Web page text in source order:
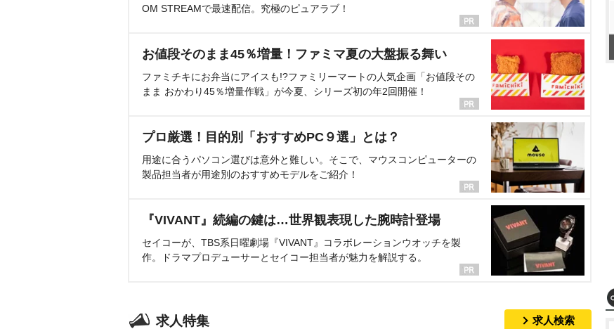
OM STREAMで最速配信。究極のピュアラブ！
お値段そのまま45％増量！ファミマ夏の大盤振る舞い
ファミチキにお弁当にアイスも!?ファミリーマートの人気企画「お値段その
まま おかわり45％増量作戦」が今夏、シリーズ初の年2回開催！
プロ厳選！目的別「おすすめPC９選」とは？
用途に合うパソコン選びは意外と難しい。そこで、マウスコンピューターの
製品担当者が用途別のおすすめモデルをご紹介！
『VIVANT』続編の鍵は…世界観表現した腕時計登場
セイコーが、TBS系日曜劇場『VIVANT』コラボレーションウオッチを製
作。ドラマプロデューサーとセイコー担当者が魅力を解説する。
求人特集 求人検索